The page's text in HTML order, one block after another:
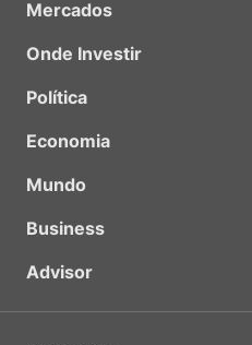
Mercados
Onde Investir
Política
Economia
Mundo
Business
Advisor